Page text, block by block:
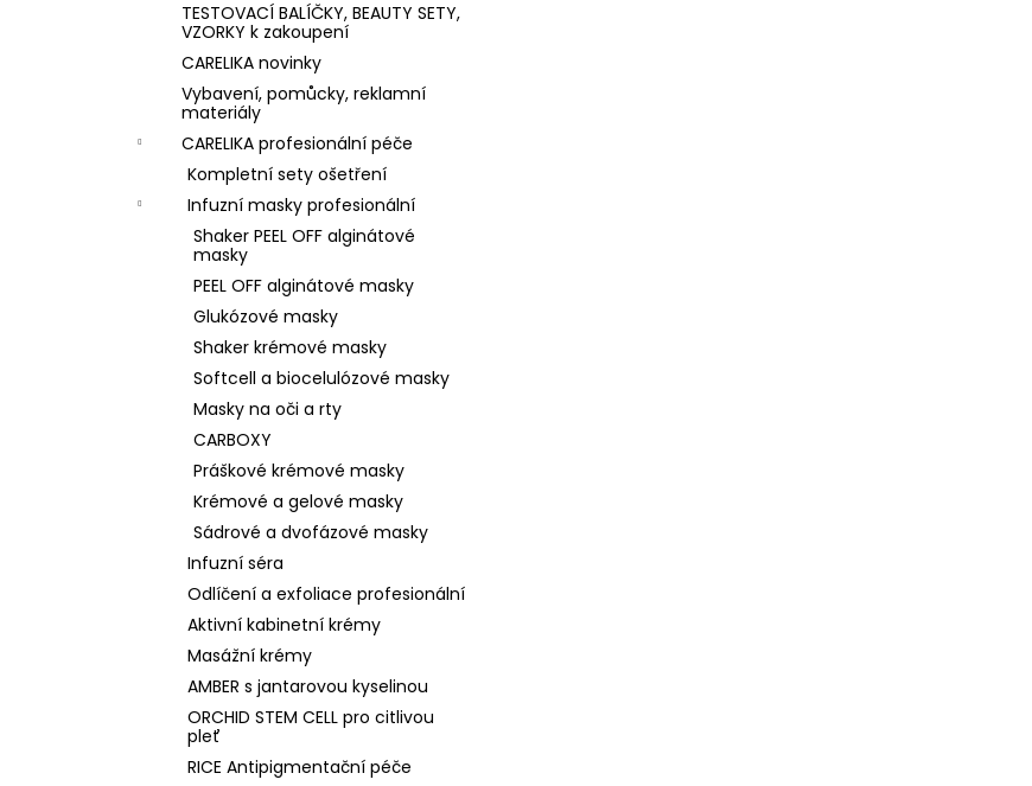
TESTOVACÍ BALÍČKY, BEAUTY SETY,
VZORKY k zakoupení
CARELIKA novinky
Vybavení, pomůcky, reklamní
materiály
CARELIKA profesionální péče
Kompletní sety ošetření
Infuzní masky profesionální
Shaker PEEL OFF alginátové
masky
PEEL OFF alginátové masky
Glukózové masky
Shaker krémové masky
Softcell a biocelulózové masky
Masky na oči a rty
CARBOXY
Práškové krémové masky
Krémové a gelové masky
Sádrové a dvofázové masky
Infuzní séra
Odlíčení a exfoliace profesionální
Aktivní kabinetní krémy
Masážní krémy
AMBER s jantarovou kyselinou
ORCHID STEM CELL pro citlivou
pleť
RICE Antipigmentační péče